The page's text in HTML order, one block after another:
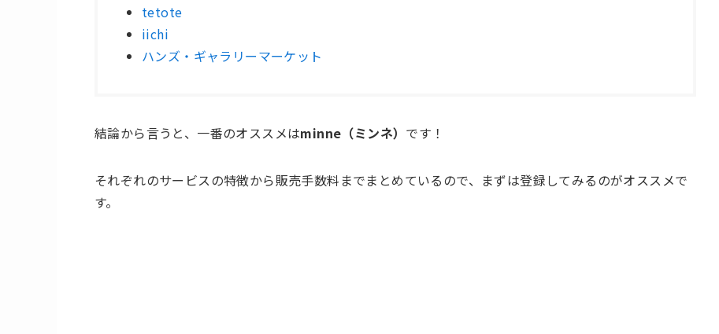
tetote
iichi
ハンズ・ギャラリーマーケット
結論から言うと、一番のオススメはminne（ミンネ） です！
それぞれのサービスの特徴から販売手数料までまとめているので、まずは登録してみるのがオススメで
す。